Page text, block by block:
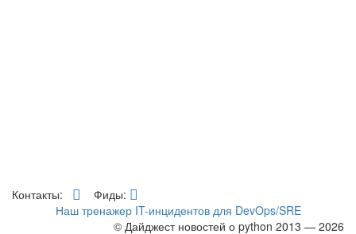
Контакты:
Фиды:
Наш тренажер IT-инцидентов для DevOps/SRE
© Дайджест новостей о python 2013 — 2026